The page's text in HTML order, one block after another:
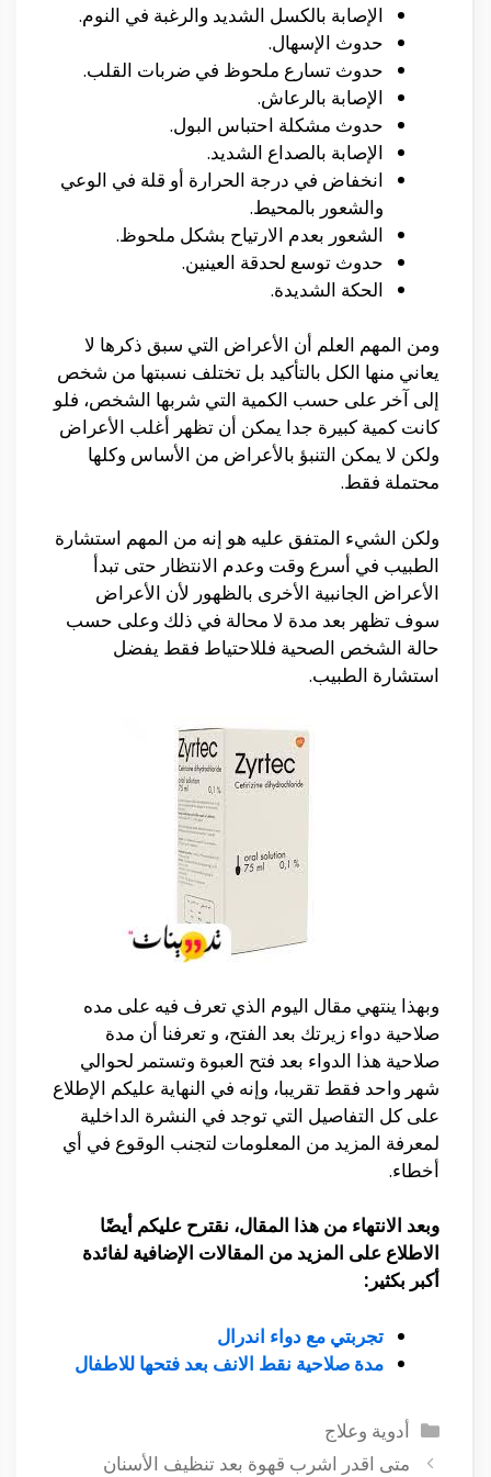
الإصابة بالكسل الشديد والرغبة في النوم.
حدوث الإسهال.
حدوث تسارع ملحوظ في ضربات القلب.
الإصابة بالرعاش.
حدوث مشكلة احتباس البول.
الإصابة بالصداع الشديد.
انخفاض في درجة الحرارة أو قلة في الوعي
والشعور بالمحيط.
الشعور بعدم الارتياح بشكل ملحوظ.
حدوث توسع لحدقة العينين.
الحكة الشديدة.
ومن المهم العلم أن الأعراض التي سبق ذكرها لا
يعاني منها الكل بالتأكيد بل تختلف نسبتها من شخص
إلى آخر على حسب الكمية التي شربها الشخص، فلو
كانت كمية كبيرة جدا يمكن أن تظهر أغلب الأعراض
ولكن لا يمكن التنبؤ بالأعراض من الأساس وكلها
محتملة فقط.
ولكن الشيء المتفق عليه هو إنه من المهم استشارة
الطبيب في أسرع وقت وعدم الانتظار حتى تبدأ
الأعراض الجانبية الأخرى بالظهور لأن الأعراض
سوف تظهر بعد مدة لا محالة في ذلك وعلى حسب
حالة الشخص الصحية فللاحتياط فقط يفضل
استشارة الطبيب.
وبهذا ينتهي مقال اليوم الذي تعرف فيه على مده
صلاحية دواء زيرتك بعد الفتح، و تعرفنا أن مدة
صلاحية هذا الدواء بعد فتح العبوة وتستمر لحوالي
شهر واحد فقط تقريبا، وإنه في النهاية عليكم الإطلاع
على كل التفاصيل التي توجد في النشرة الداخلية
لمعرفة المزيد من المعلومات لتجنب الوقوع في أي
أخطاء.
وبعد الانتهاء من هذا المقال، نقترح عليكم أيضًا
الاطلاع على المزيد من المقالات الإضافية لفائدة
أكبر بكثير:
تجربتي مع دواء اندرال
مدة صلاحية نقط الانف بعد فتحها للاطفال
التصنيفات
أدوية وعلاج
متى اقدر اشرب قهوة بعد تنظيف الأسنان